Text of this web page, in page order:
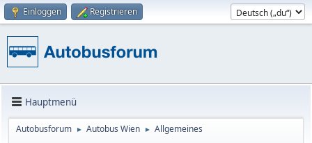
Einloggen Registrieren
Hauptmenü
Autobusforum ► Autobus Wien ► Allgemeines